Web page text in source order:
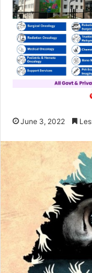
June 3, 2022